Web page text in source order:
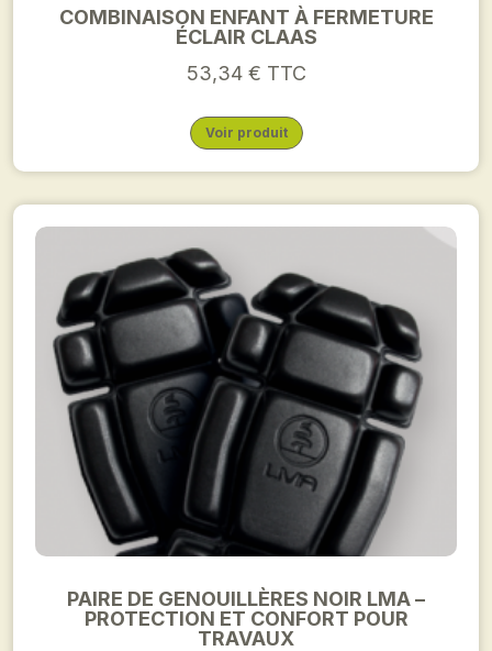
COMBINAISON ENFANT À FERMETURE
ÉCLAIR CLAAS
53,34 € TTC
Voir produit
PAIRE DE GENOUILLÈRES NOIR LMA –
PROTECTION ET CONFORT POUR
TRAVAUX